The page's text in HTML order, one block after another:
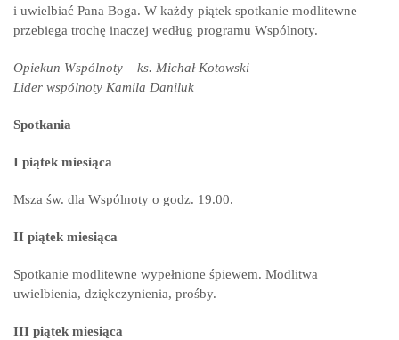
i uwielbiać Pana Boga. W każdy piątek spotkanie modlitewne
przebiega trochę inaczej według programu Wspólnoty.
Opiekun Wspólnoty – ks. Michał Kotowski
Lider wspólnoty Kamila Daniluk
Spotkania
I piątek miesiąca
Msza św. dla Wspólnoty o godz. 19.00.
II piątek miesiąca
Spotkanie modlitewne wypełnione śpiewem. Modlitwa
uwielbienia, dziękczynienia, prośby.
III piątek miesiąca